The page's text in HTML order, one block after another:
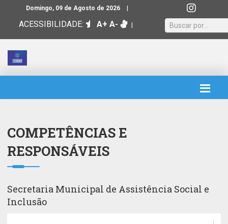
Domingo, 09 de Agosto de 2026 |
ACESSIBILIDADE: A+ A- |
COMPETÊNCIAS E
RESPONSÁVEIS
Secretaria Municipal de Assistência Social e
Inclusão